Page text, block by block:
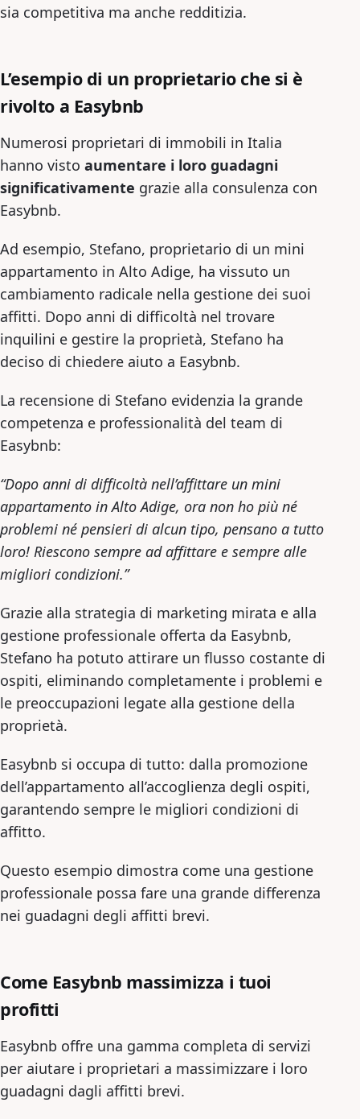
sia competitiva ma anche redditizia.
L’esempio di un proprietario che si è
rivolto a Easybnb
Numerosi proprietari di immobili in Italia
hanno visto aumentare i loro guadagni
significativamente grazie alla consulenza con
Easybnb.
Ad esempio, Stefano, proprietario di un mini
appartamento in Alto Adige, ha vissuto un
cambiamento radicale nella gestione dei suoi
affitti. Dopo anni di difficoltà nel trovare
inquilini e gestire la proprietà, Stefano ha
deciso di chiedere aiuto a Easybnb.
La recensione di Stefano evidenzia la grande
competenza e professionalità del team di
Easybnb:
“Dopo anni di difficoltà nell’affittare un mini
appartamento in Alto Adige, ora non ho più né
problemi né pensieri di alcun tipo, pensano a tutto
loro! Riescono sempre ad affittare e sempre alle
migliori condizioni.”
Grazie alla strategia di marketing mirata e alla
gestione professionale offerta da Easybnb,
Stefano ha potuto attirare un flusso costante di
ospiti, eliminando completamente i problemi e
le preoccupazioni legate alla gestione della
proprietà.
Easybnb si occupa di tutto: dalla promozione
dell’appartamento all’accoglienza degli ospiti,
garantendo sempre le migliori condizioni di
affitto.
Questo esempio dimostra come una gestione
professionale possa fare una grande differenza
nei guadagni degli affitti brevi.
Come Easybnb massimizza i tuoi
profitti
Easybnb offre una gamma completa di servizi
per aiutare i proprietari a massimizzare i loro
guadagni dagli affitti brevi.